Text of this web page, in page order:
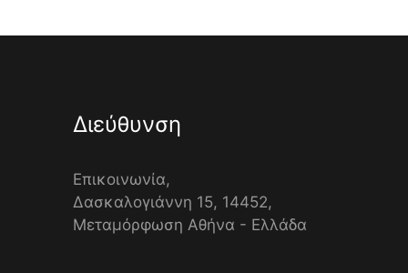
Διεύθυνση
Επικοινωνία,
Δασκαλογιάννη 15, 14452,
Μεταμόρφωση Αθήνα - Ελλάδα